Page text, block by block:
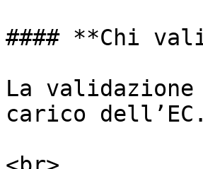
#### **Chi
La
carico dell’EC.